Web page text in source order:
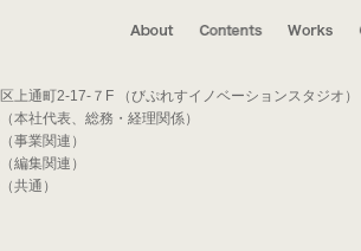
上通町2-17-７F （びぷれすイノベーションスタジオ）
本社代表、総務・経理関係）
事業関連）
編集関連）
共通）